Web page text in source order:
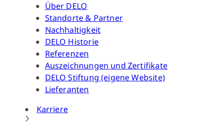
Über DELO
Standorte & Partner
Nachhaltigkeit
DELO Historie
Referenzen
Auszeichnungen und Zertifikate
DELO Stiftung (eigene Website)
Lieferanten
Karriere